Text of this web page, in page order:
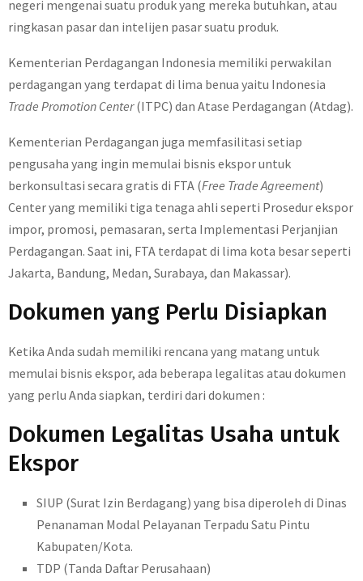
negeri mengenai suatu produk yang mereka butuhkan, atau
ringkasan pasar dan intelijen pasar suatu produk.
Kementerian Perdagangan Indonesia memiliki perwakilan
perdagangan yang terdapat di lima benua yaitu Indonesia
Trade Promotion Center(ITPC) dan Atase Perdagangan (Atdag).
Kementerian Perdagangan juga memfasilitasi setiap
pengusaha yang ingin memulai bisnis ekspor untuk
berkonsultasi secara gratis di FTA (Free Trade Agreement)
Center yang memiliki tiga tenaga ahli seperti Prosedur ekspor
impor, promosi, pemasaran, serta Implementasi Perjanjian
Perdagangan. Saat ini, FTA terdapat di lima kota besar seperti
Jakarta, Bandung, Medan, Surabaya, dan Makassar).
Dokumen yang Perlu Disiapkan
Ketika Anda sudah memiliki rencana yang matang untuk
memulai bisnis ekspor, ada beberapa legalitas atau dokumen
yang perlu Anda siapkan, terdiri dari dokumen :
Dokumen Legalitas Usaha untuk
Ekspor
SIUP (Surat Izin Berdagang) yang bisa diperoleh di Dinas
Penanaman Modal Pelayanan Terpadu Satu Pintu
Kabupaten/Kota.
TDP (Tanda Daftar Perusahaan)